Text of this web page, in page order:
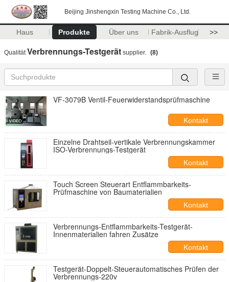
Beijing Jinshengxin Testing Machine Co., Ltd.
Haus Produkte Über uns Fabrik-Ausflug >>
QualitätVerbrennungs-Testgerät supplier. (8)
VF-3079B Ventil-Feuerwiderstandsprüfmaschine
Kontakt
Einzelne Drahtseil-vertikale Verbrennungskammer
ISO-Verbrennungs-Testgerät
Kontakt
Touch Screen Steuerart Entflammbarkeits-
Prüfmaschine von Baumaterialien
Kontakt
Verbrennungs-Entflammbarkeits-Testgerät-
Innenmaterialien fahren Zusätze
Kontakt
Testgerät-Doppelt-Steuerautomatisches Prüfen der
Verbrennungs-220v